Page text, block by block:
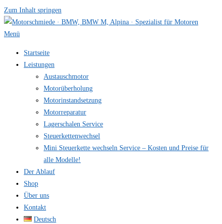
Zum Inhalt springen
Menü
Startseite
Leistungen
Austauschmotor
Motorüberholung
Motorinstandsetzung
Motorreparatur
Lagerschalen Service
Steuerkettenwechsel
Mini Steuer­kette wechseln Service – Kosten und Preise für
alle Modelle!
Der Ablauf
Shop
Über uns
Kontakt
Deutsch